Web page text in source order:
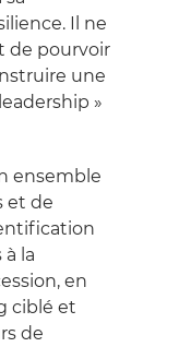
Il ne
de pourvoir
une
»
ensemble
et de
la
en
ciblé et
de